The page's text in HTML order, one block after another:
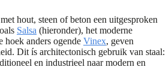
hout, steen of beton een uitgesproken
Salsa (hieronder), het moderne
hoek anders ogende Vinex, geven
Dit ís architectonisch gebruik van staal:
en industrieel naar modern en